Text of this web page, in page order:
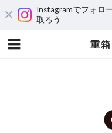
Instagramでフォロ
取ろう
重